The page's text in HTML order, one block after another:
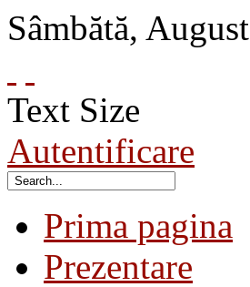
Sâmbătă, August
Text Size
Autentificare
Prima pagina
Prezentare